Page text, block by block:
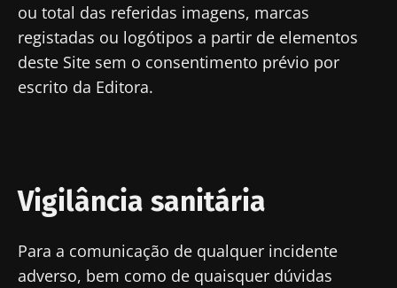
ou total das referidas imagens, marcas
registadas ou logótipos a partir de elementos
deste Site sem o consentimento prévio por
escrito da Editora.
Vigilância sanitária
Para a comunicação de qualquer incidente
adverso, bem como de quaisquer dúvidas